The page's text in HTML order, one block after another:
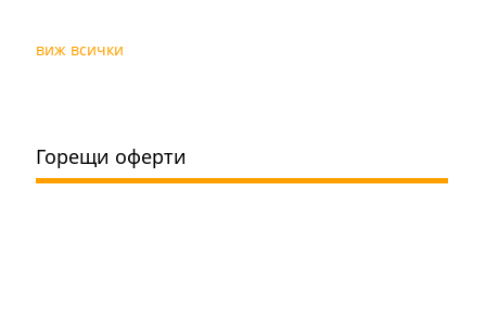
виж всички
Горещи оферти